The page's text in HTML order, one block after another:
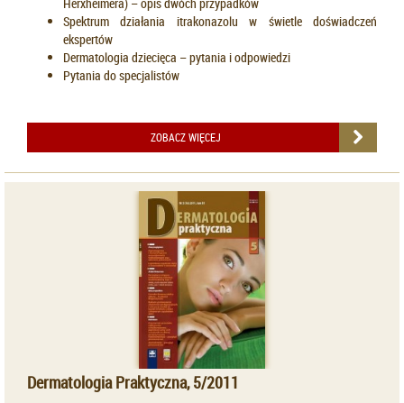
Spektrum działania itrakonazolu w świetle doświadczeń
ekspertów
Dermatologia dziecięca – pytania i odpowiedzi
Pytania do specjalistów
ZOBACZ WIĘCEJ
Dermatologia Praktyczna, 5/2011